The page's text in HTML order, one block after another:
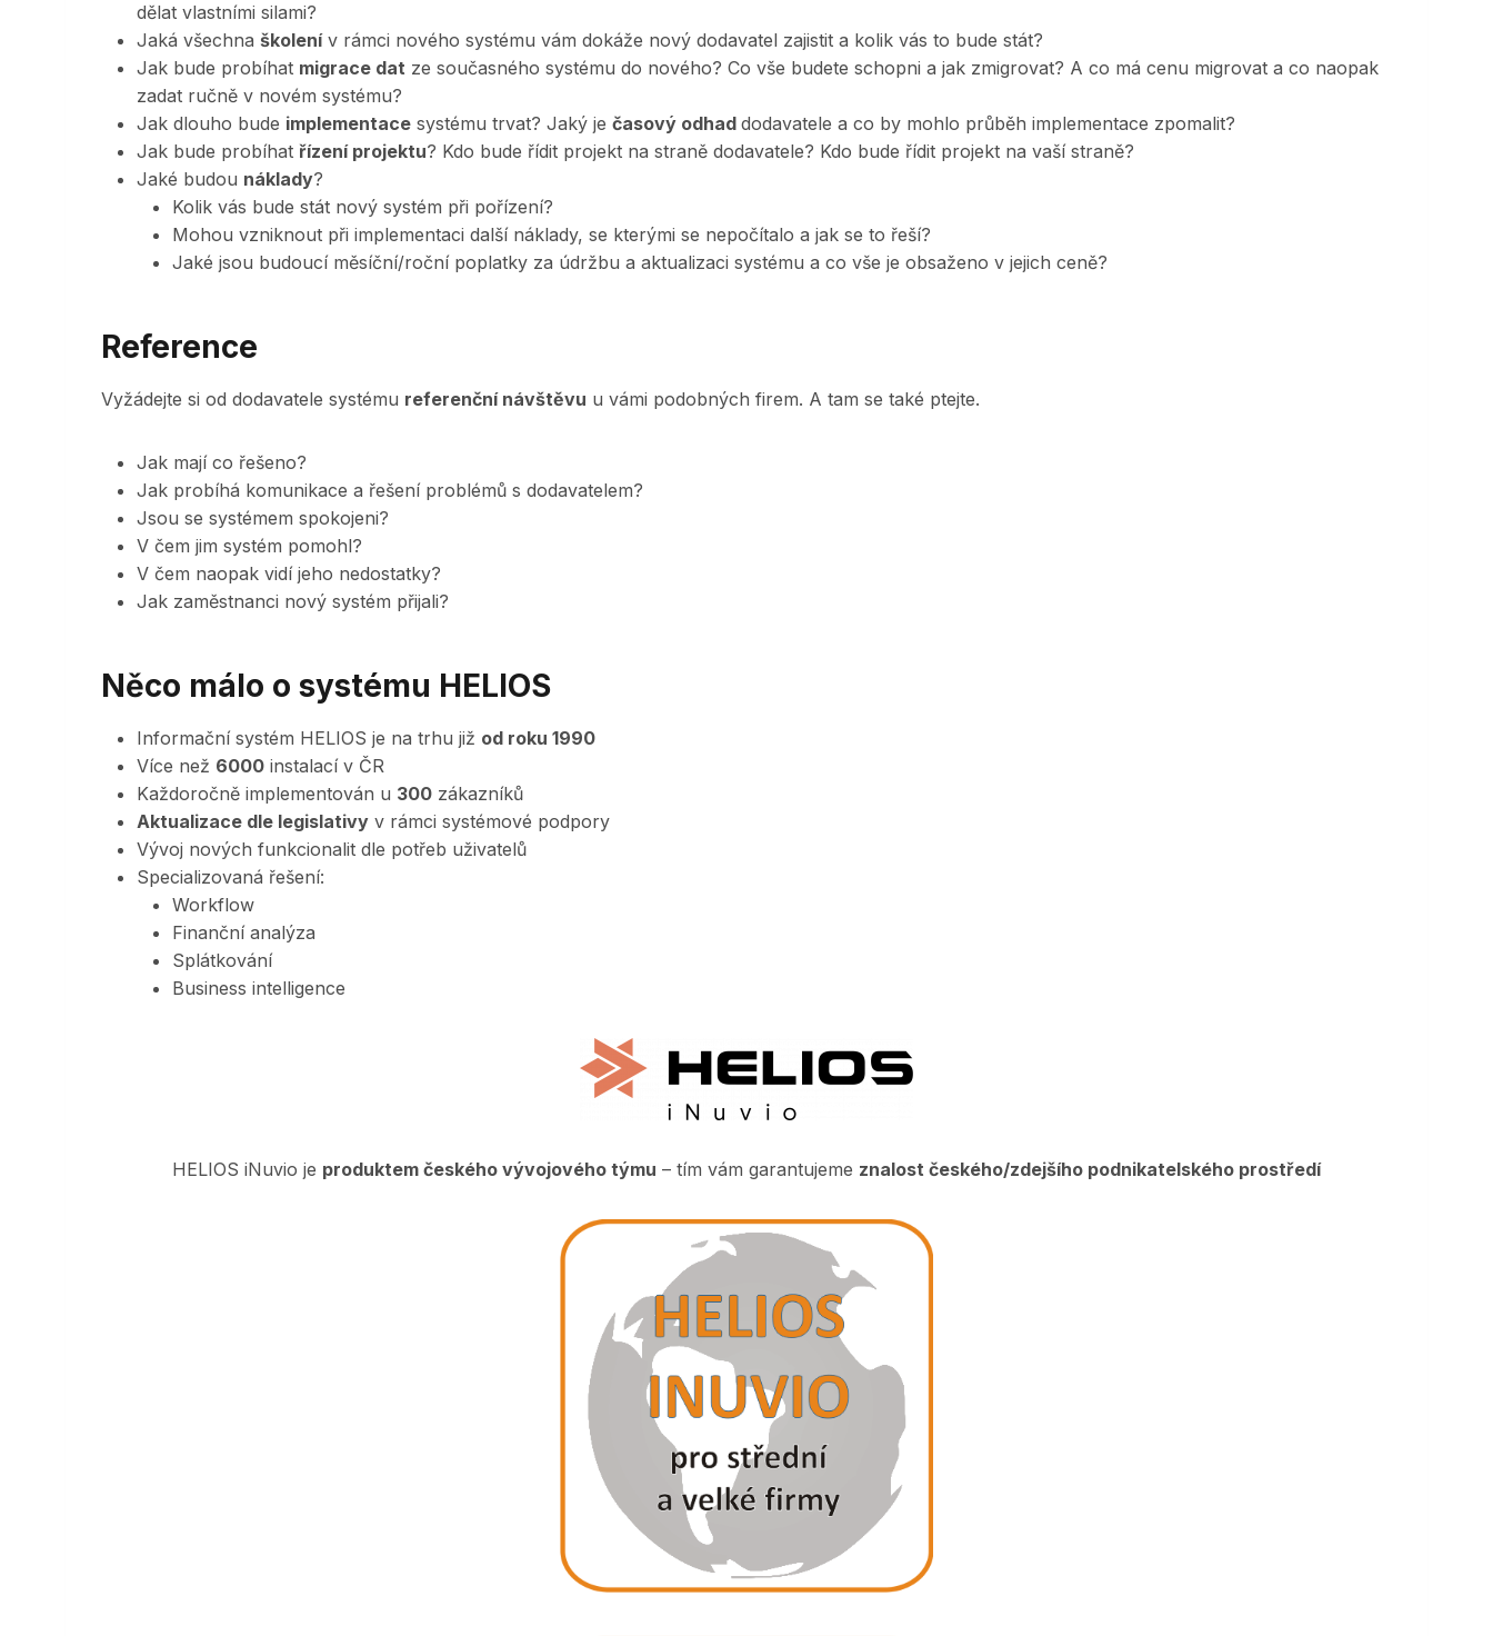
dělat vlastními silami?
Jaká všechna školenív rámci nového systému vám dokáže nový dodavatel zajistit a kolik vás to bude stát?
Jak bude probíhat migrace dat ze současného systému do nového? Co vše budete schopni a jak zmigrovat? A co má cenu migrovat a co naopak
zadat ručně v novém systému?
Jak dlouho bude implementace systému trvat? Jaký je časový odhad dodavatele a co by mohlo průběh implementace zpomalit?
Jak bude probíhat řízení projektu? Kdo bude řídit projekt na straně dodavatele? Kdo bude řídit projekt na vaší straně?
Jaké budou náklady?
Kolik vás bude stát nový systém při pořízení?
Mohou vzniknout při implementaci další náklady, se kterými se nepočítalo a jak se to řeší?
Jaké jsou budoucí měsíční/roční poplatky za údržbu a aktualizaci systému a co vše je obsaženo v jejich ceně?
Reference
Vyžádejte si od dodavatele systému referenční návštěvu u vámi podobných firem. A tam se také ptejte.
Jak mají co řešeno?
Jak probíhá komunikace a řešení problémů s dodavatelem?
Jsou se systémem spokojeni?
V čem jim systém pomohl?
V čem naopak vidí jeho nedostatky?
Jak zaměstnanci nový systém přijali?
Něco málo o systému HELIOS
Informační systém HELIOS je na trhu již od roku 1990
Více než 6000 instalací v ČR
Každoročně implementován u 300 zákazníků
Aktualizace dle legislativy v rámci systémové podpory
Vývoj nových funkcionalit dle potřeb uživatelů
Specializovaná řešení:
Workflow
Finanční analýza
Splátkování
Business intelligence
HELIOS iNuvio je produktem českého vývojového týmu – tím vám garantujeme znalost českého/zdejšího podnikatelského prostředí